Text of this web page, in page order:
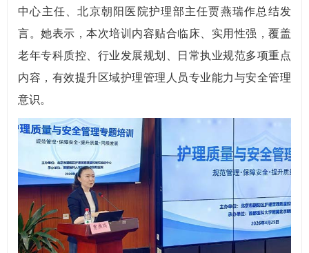
中心主任、北京朝阳医院护理部主任贾燕瑞作总结发
言。她表示，本次培训内容贴合临床、实用性强，覆盖
老年专科质控、行业发展规划、日常执业规范多项重点
内容，有效提升区域护理管理人员专业能力与安全管理
意识。